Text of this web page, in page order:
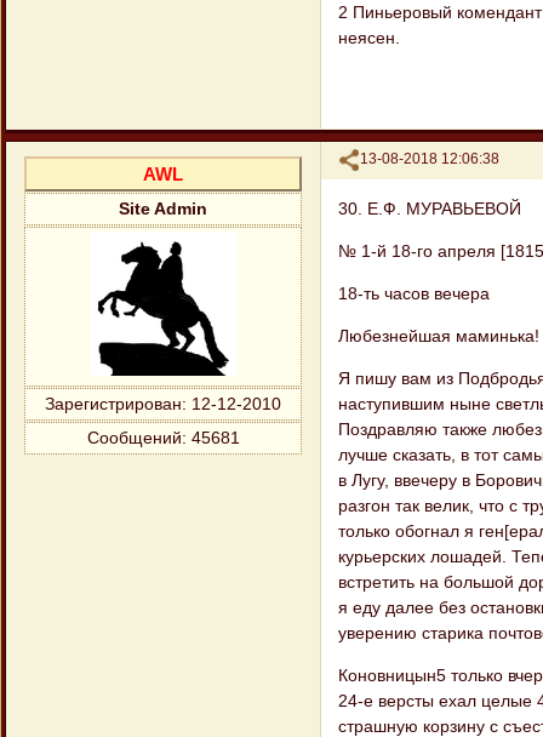
2 Пиньеровый
неясен.
Поделиться
13-08-2018 12:06:38
AWL
Site Admin
Зарегистрирован: 12-12-2010
Сообщений: 45681
30. Е.Ф. МУРАВЬЕВОЙ
№ 1-й 18-го апреля
18-ть часов вечера
Любезнейшая маминька!
Я пишу вам из
наступившим ныне
Поздравляю также
лучше сказать, в тот
в Лугу, ввечеру в
разгон так велик, что с
только обогнал я
курьерских лошадей.
встретить на большой
я еду далее без
уверению старика
Коновницын5 только
24-е версты ехал целые
страшную корзину с